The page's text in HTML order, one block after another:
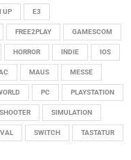
UP E3
FREE2PLAY GAMESCOM
HORROR INDIE IOS
MAUS MESSE
PC PLAYSTATION
SHOOTER SIMULATION
SWITCH TASTATUR